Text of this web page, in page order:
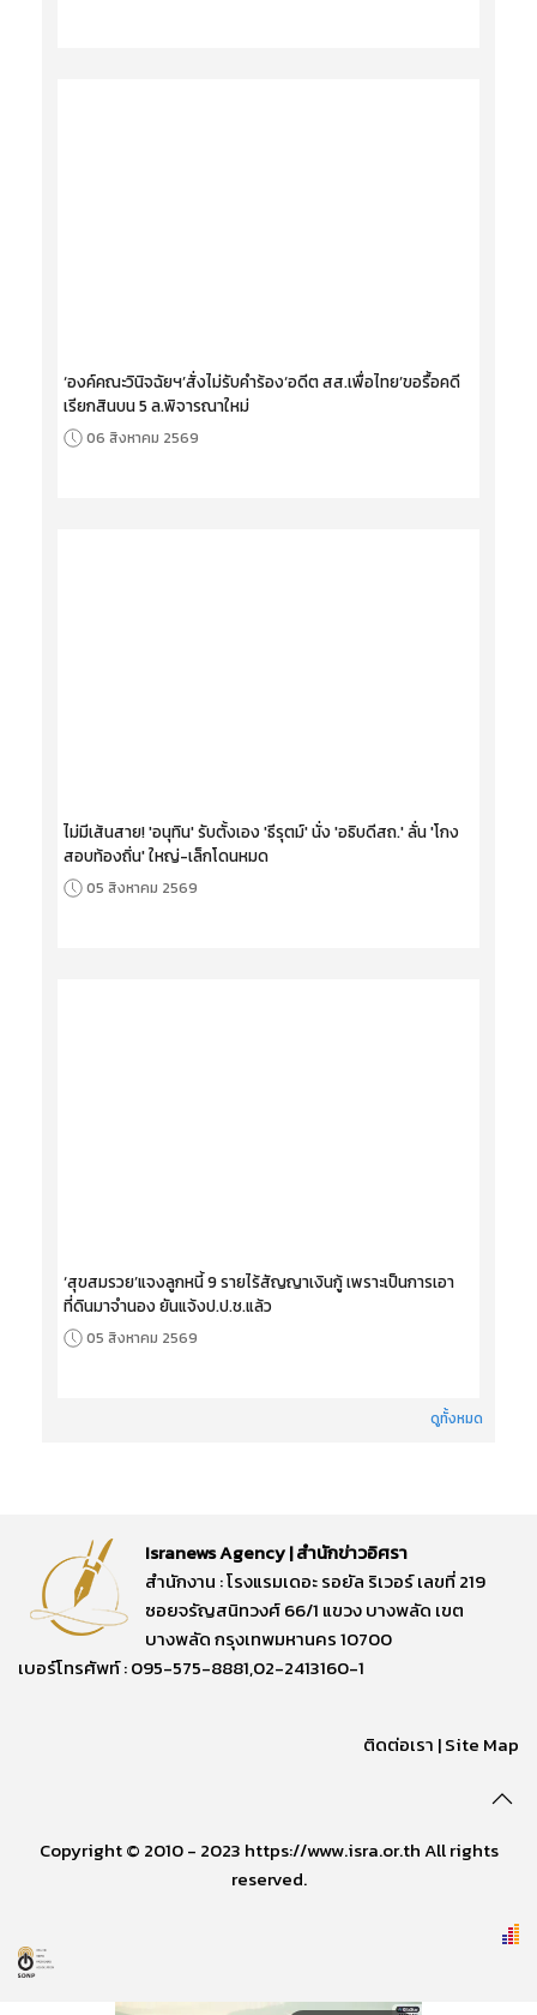
‘องค์คณะวินิจฉัยฯ’สั่งไม่รับคำร้อง‘อดีต สส.เพื่อไทย’ขอรื้อคดี
เรียกสินบน 5 ล.พิจารณาใหม่
06 สิงหาคม 2569
ไม่มีเส้นสาย! 'อนุทิน' รับตั้งเอง 'ธีรุตม์' นั่ง 'อธิบดีสถ.' ลั่น 'โกง
สอบท้องถิ่น' ใหญ่-เล็กโดนหมด
05 สิงหาคม 2569
‘สุขสมรวย’แจงลูกหนี้ 9 รายไร้สัญญาเงินกู้ เพราะเป็นการเอา
ที่ดินมาจำนอง ยันแจ้งป.ป.ช.แล้ว
05 สิงหาคม 2569
ดูทั้งหมด
Isranews Agency | สำนักข่าวอิศรา
สำนักงาน : โรงแรมเดอะ รอยัล ริเวอร์ เลขที่ 219
ซอยจรัญสนิทวงศ์ 66/1 แขวง บางพลัด เขต
บางพลัด กรุงเทพมหานคร 10700
เบอร์โทรศัพท์ : 095-575-8881,02-2413160-1
ติดต่อเรา |Site Map
Copyright © 2010 - 2023 https://www.isra.or.th All rights
reserved.